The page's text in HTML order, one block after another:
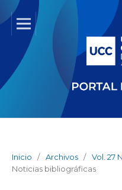
Inicio / Archivos / Vol. 27
Noticias bibliográficas